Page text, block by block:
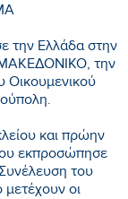
την Ελλάδα στην
ΜΑΚΕΔΟΝΙΚΟ, την
Οικουμενικού
και πρώην
εκπροσώπησε
του
οι